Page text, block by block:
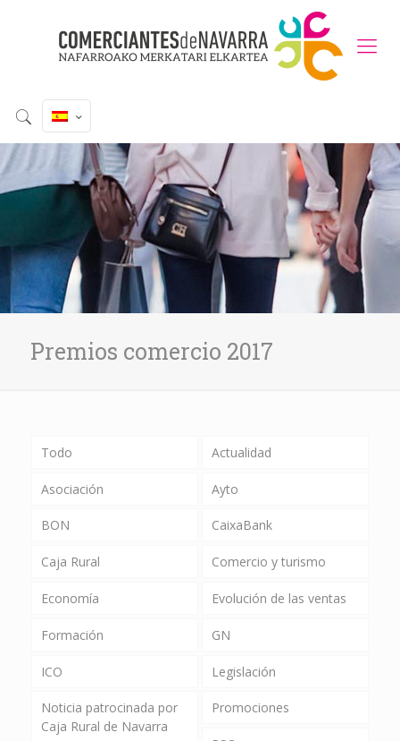
Premios comercio 2017
Todo Actualidad
Asociación Ayto
BON CaixaBank
Caja Rural Comercio y turismo
Economía Evolución de las ventas
Formación GN
ICO Legislación
Noticia patrocinada por
Caja Rural de Navarra
Promociones